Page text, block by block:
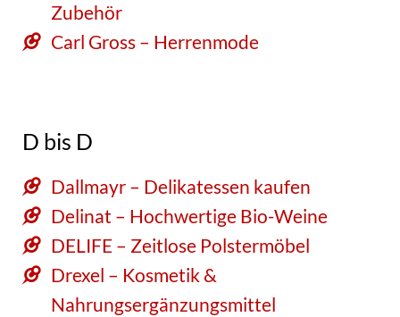
Zubehör
Carl Gross – Herrenmode
D bis D
Dallmayr – Delikatessen kaufen
Delinat – Hochwertige Bio-Weine
DELIFE – Zeitlose Polstermöbel
Drexel – Kosmetik &
Nahrungsergänzungsmittel